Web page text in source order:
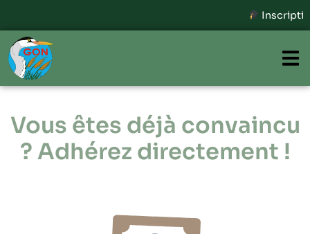
Inscriptions ouvertes -
Vous êtes déjà convaincu
? Adhérez directement !